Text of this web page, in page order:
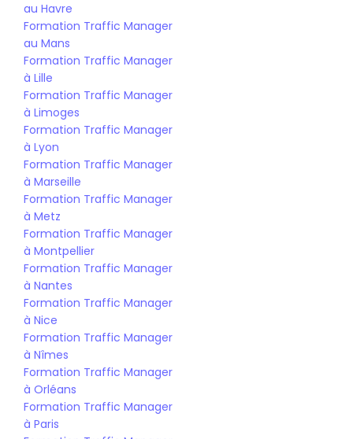
au Havre
Formation Traffic Manager
au Mans
Formation Traffic Manager
à Lille
Formation Traffic Manager
à Limoges
Formation Traffic Manager
à Lyon
Formation Traffic Manager
à Marseille
Formation Traffic Manager
à Metz
Formation Traffic Manager
à Montpellier
Formation Traffic Manager
à Nantes
Formation Traffic Manager
à Nice
Formation Traffic Manager
à Nîmes
Formation Traffic Manager
à Orléans
Formation Traffic Manager
à Paris